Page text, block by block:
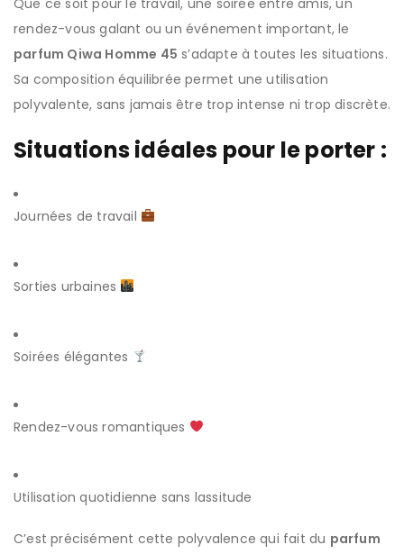
Que ce soit pour le travail, une soirée entre amis, un
rendez-vous galant ou un événement important, le
parfum Qiwa Homme 45 s’adapte à toutes les situations.
Sa composition équilibrée permet une utilisation
polyvalente, sans jamais être trop intense ni trop discrète.
Situations idéales pour le porter :
Journées de travail
Sorties urbaines
Soirées élégantes
Rendez-vous romantiques
Utilisation quotidienne sans lassitude
C’est précisément cette polyvalence qui fait du parfum